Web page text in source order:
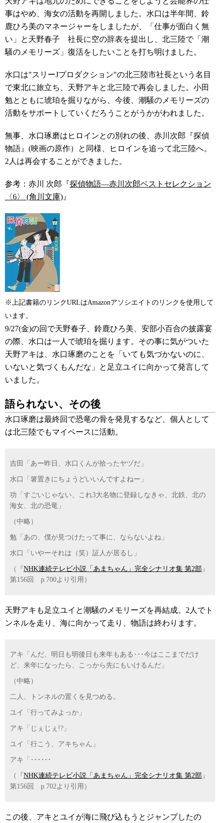
事はやめ、海女の活動を再開しました。水口は半年間、鈴
鹿ひろ美のマネージャーをしましたが、「仕事が面白く無
い」と天野春子 社長に空の辞表を提出し、北三陸で「潮
騒のメモリーズ」復活をしたいことを打ち明けました。
水口は"スリーJプロダクション"の北三陸市社長という名目
で東北に旅立ち、天野アキと北三陸で再会しました。小田
勉とともに琥珀を掘りながら、今後、潮騒のメモリーズの
活動をサポートしていくだろうことがうかがわれました。
無事、水口琢磨はヒロインとの別れの後、赤川次郎『探偵
物語』(映画の原作）と同様、ヒロインを追って北三陸へ。
2人は再会することができました。
参考：赤川 次郎『探偵物語―赤川次郎ベストセレクション
〈6〉 (角川文庫) 』
※上記書籍のリンクURLはAmazonアソシエイトのリンクを使用して
います。
9/27(金)の回で天野春子、鈴鹿ひろ美、安部小百合の披露宴
の際、水口は一人で琥珀を掘ります。その事に気がついた
天野アキは、水口琢磨のことを「いても気づかないのに、
いないと気づくもんだな」と足立ユイに向かって発言して
いました。
語られない、その後
水口琢磨は最終回で恐竜の骨を発見するなど、個人として
は北三陸でもマイペースに活動。
吉田「あー昨日、水口くんが拾ったヤヅだ」
水口「箸置きにちょうどいいんですよねー」
功「すごいじゃない、これ3大名物に登録しなきゃ、北鉄、北の
海女、北の恐竜」
（中略）
勉「あの、僕が見つけたって事に、ならないよね」
水口「いやーそれは（笑）証人が居るし」
（『NHK連続テレビ小説「あまちゃん」完全シナリオ集 第2部』
第156回 p.700より引用）
天野アキも足立ユイと潮騒のメモリーズを再結成。2人でト
ンネルを走り、海に向かって走り、物語は終わります。
アキ「んだ、明日も明後日も来年もある･･･今はここまでだけ
ど、来年になったら、こっから先にもいけるんだ」
（中略）
二人、トンネルの置くを見つめる。
ユイ「行ってみよっか」
アキ「じぇじぇ!?」
ユイ「行こう、アキちゃん」
アキ「･･････
（『NHK連続テレビ小説「あまちゃん」完全シナリオ集 第2部』
第156回 p.702より引用）
この後、アキとユイが海に飛び込もうとジャンプしたの